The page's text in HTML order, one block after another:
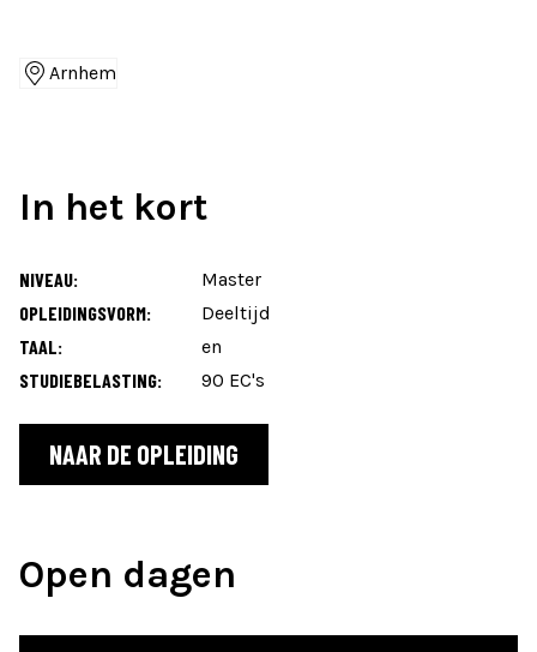
Arnhem
In het kort
NIVEAU:
Master
OPLEIDINGSVORM:
Deeltijd
TAAL:
en
STUDIEBELASTING:
90 EC's
NAAR DE OPLEIDING
Open dagen